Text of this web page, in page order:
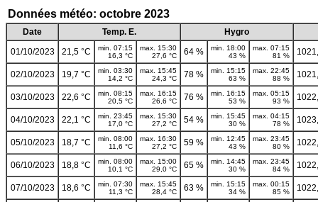
Données météo: octobre 2023
Date Temp. E.
Hygro
01/10/2023
21,5 °C
min. 07:15
16,3 °C
max. 15:30
27,6 °C
64 %
min. 18:00
43 %
max. 07:15
81 %
02/10/2023 19,7 °C
min. 03:30
14,2 °C
max. 15:45
24,3 °C
78 %
min. 15:15
63 %
max. 22:45
88 %
03/10/2023 22,6 °C
min. 08:15
20,5 °C
max. 16:15
26,6 °C
76 %
min. 16:15
53 %
max. 05:15
93 %
04/10/2023 22,1 °C
min. 23:45
17,0 °C
max. 15:30
27,2 °C
54 %
min. 15:45
30 %
max. 04:15
78 %
05/10/2023 18,7 °C
min. 08:00
11,6 °C
max. 16:30
27,2 °C
59 %
min. 12:45
43 %
max. 23:45
80 %
06/10/2023 18,8 °C
min. 08:00
10,1 °C
max. 15:00
29,0 °C
65 %
min. 14:45
30 %
max. 23:45
84 %
07/10/2023 18,6 °C
min. 07:30
11,3 °C
max. 15:45
28,4 °C
63 %
min. 15:15
34 %
max. 00:15
85 %